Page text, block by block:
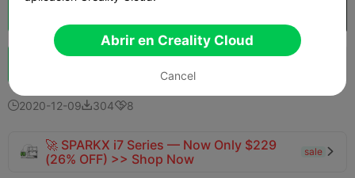
2020-12-093048
🚀 SPARKX i7 Series — Now Only $229
(26% OFF) >> Shop Now
sale 
Abrir en Creality Cloud
Cancel